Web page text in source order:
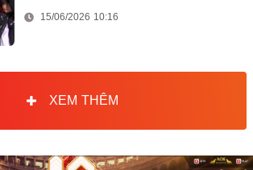
15/06/2026 10:16
XEM THÊM